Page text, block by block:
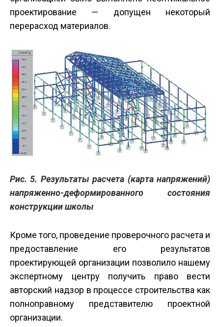
проектирование — допущен некоторый
перерасход материалов.
Рис. 5. Результаты расчета (карта напряжений)
напряженно-деформированного состояния
конструкции школы
Кроме того, проведение проверочного расчета и
предоставление его результатов
проектирующей организации позволило нашему
экспертному центру получить право вести
авторский надзор в процессе строительства как
полноправному представителю проектной
организации.